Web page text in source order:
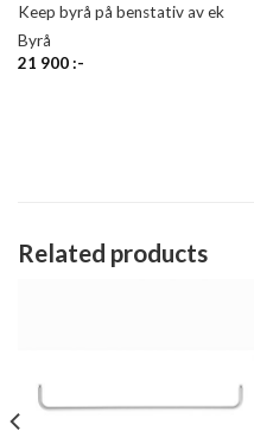
Keep byrå på benstativ av ek
Byrå
21 900:-
Related products